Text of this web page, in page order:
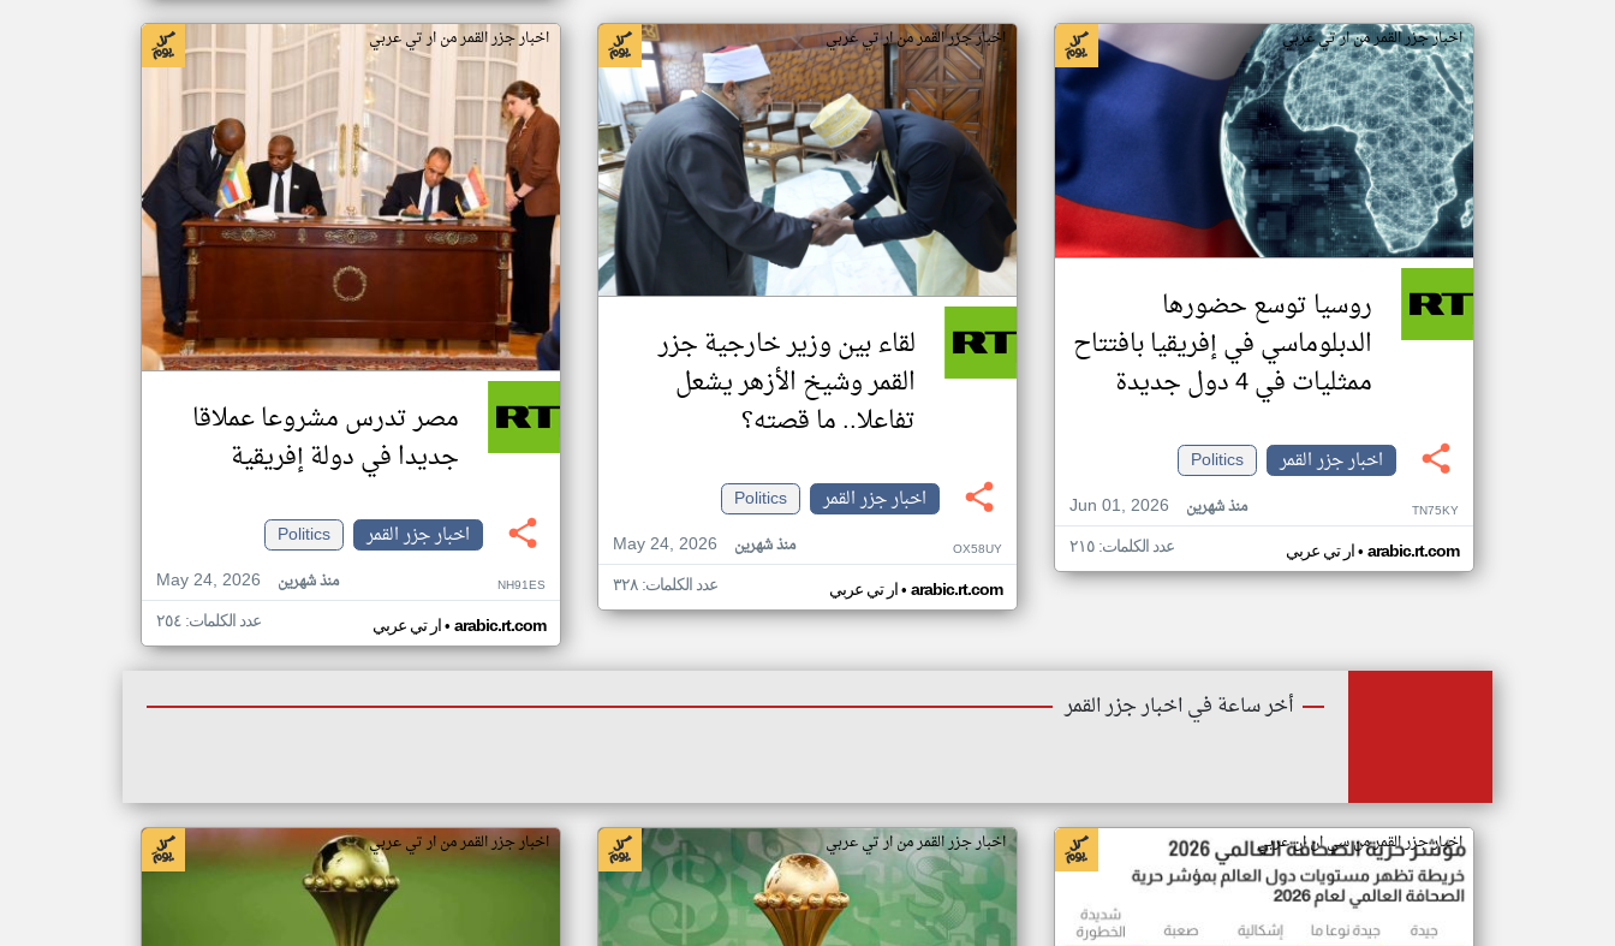
اخبار جزر القمر من ار تي عربي
روسيا توسع حضورها
الدبلوماسي في إفريقيا بافتتاح
ممثليات في 4 دول جديدة
اخبار جزر القمر
Politics
Jun 01, 2026
منذ شهرين TN75KY
ار تي عربي• arabic.rt.com عدد الكلمات: ٢١٥
اخبار جزر القمر من ار تي عربي
لقاء بين وزير خارجية جزر
القمر وشيخ الأزهر يشعل
تفاعلا.. ما قصته؟
اخبار جزر القمر
Politics
May 24, 2026
منذ شهرين OX58UY
ار تي عربي• arabic.rt.com عدد الكلمات: ٣٢٨
اخبار جزر القمر من ار تي عربي
مصر تدرس مشروعا عملاقا
جديدا في دولة إفريقية
اخبار جزر القمر
Politics
May 24, 2026
منذ شهرين NH91ES
ار تي عربي• arabic.rt.com عدد الكلمات: ٢٥٤
أخر ساعة في اخبار جزر القمر
اخبار جزر القمر من سي ان ان عربي اخبار جزر القمر من ار تي عربي اخبار جزر القمر من ار تي عربي